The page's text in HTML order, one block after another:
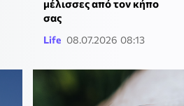
μέλισσες από τον κήπο
σας
Life 08.07.2026 08:13